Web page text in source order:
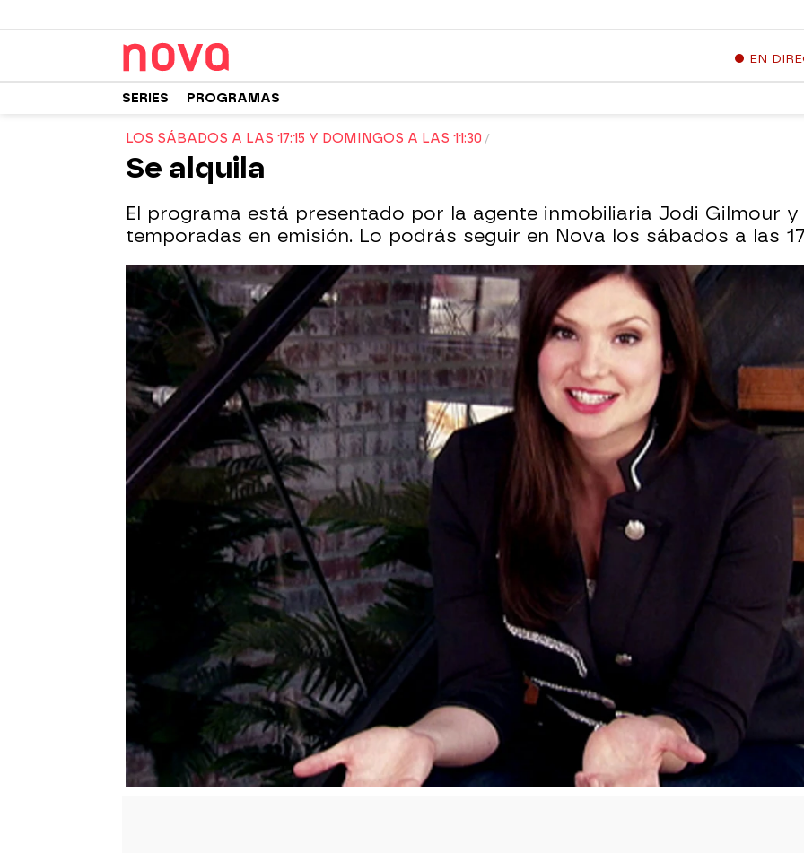
EN
SERIES PROGRAMAS
LOS SÁBADOS A LAS 17:15 Y DOMINGOS A LAS 11:30
Se alquila
El programa está presentado por la agente inmobiliaria Jodi Gilmour
temporadas en emisión. Lo podrás seguir en Nova los sábados a las